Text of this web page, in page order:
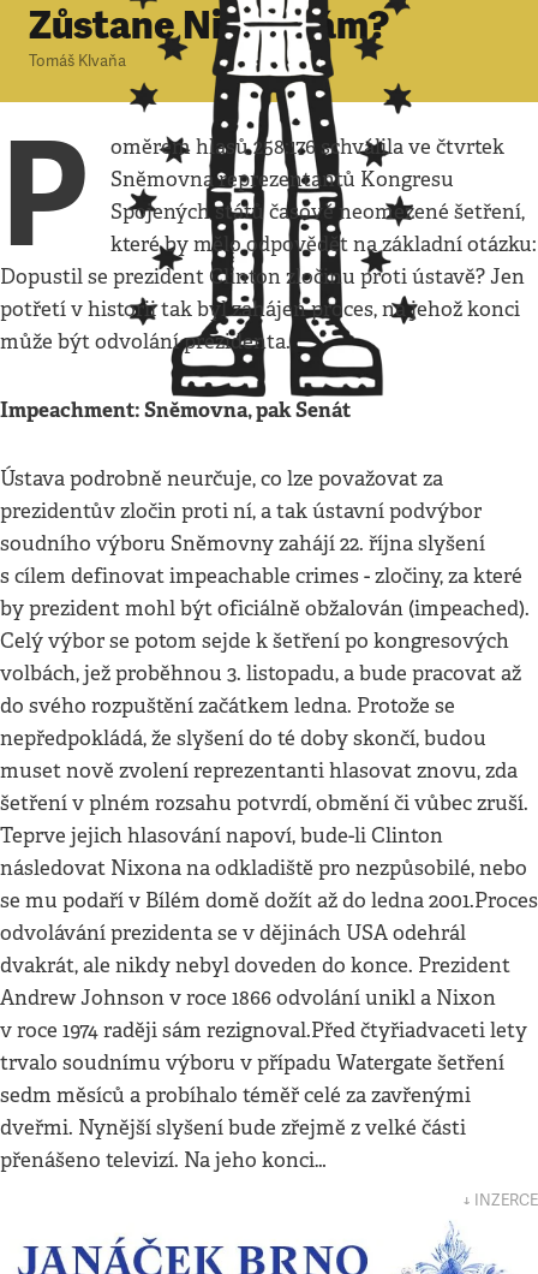
Zůstane Nixon sám?
Tomáš Klvaňa
P
oměrem hlasů 258:176 schválila ve čtvrtek
Sněmovna reprezentantů Kongresu
Spojených států časově neomezené šetření,
které by mělo odpovědět na základní otázku:
Dopustil se prezident Clinton zločinu proti ústavě? Jen
potřetí v historii tak byl zahájen proces, na jehož konci
může být odvolání prezidenta.
Impeachment: Sněmovna, pak Senát
Ústava podrobně neurčuje, co lze považovat za
prezidentův zločin proti ní, a tak ústavní podvýbor
soudního výboru Sněmovny zahájí 22. října slyšení
s cílem definovat impeachable crimes - zločiny, za které
by prezident mohl být oficiálně obžalován (impeached).
Celý výbor se potom sejde k šetření po kongresových
volbách, jež proběhnou 3. listopadu, a bude pracovat až
do svého rozpuštění začátkem ledna. Protože se
nepředpokládá, že slyšení do té doby skončí, budou
muset nově zvolení reprezentanti hlasovat znovu, zda
šetření v plném rozsahu potvrdí, obmění či vůbec zruší.
Teprve jejich hlasování napoví, bude-li Clinton
následovat Nixona na odkladiště pro nezpůsobilé, nebo
se mu podaří v Bílém domě dožít až do ledna 2001.Proces
odvolávání prezidenta se v dějinách USA odehrál
dvakrát, ale nikdy nebyl doveden do konce. Prezident
Andrew Johnson v roce 1866 odvolání unikl a Nixon
v roce 1974 raději sám rezignoval.Před čtyřiadvaceti lety
trvalo soudnímu výboru v případu Watergate šetření
sedm měsíců a probíhalo téměř celé za zavřenými
dveřmi. Nynější slyšení bude zřejmě z velké části
přenášeno televizí. Na jeho konci…
↓ INZERCE